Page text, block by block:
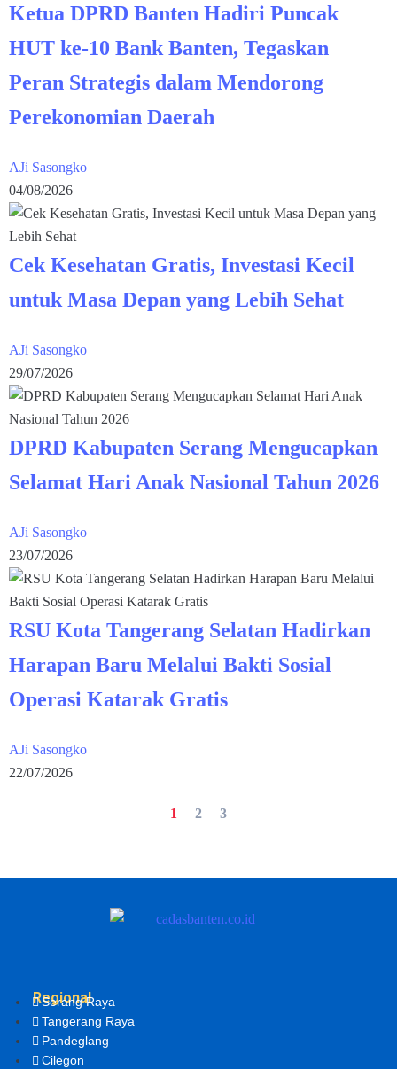
Ketua DPRD Banten Hadiri Puncak
HUT ke-10 Bank Banten, Tegaskan
Peran Strategis dalam Mendorong
Perekonomian Daerah
AJi Sasongko
04/08/2026
Cek Kesehatan Gratis, Investasi Kecil
untuk Masa Depan yang Lebih Sehat
AJi Sasongko
29/07/2026
DPRD Kabupaten Serang Mengucapkan
Selamat Hari Anak Nasional Tahun 2026
AJi Sasongko
23/07/2026
RSU Kota Tangerang Selatan Hadirkan
Harapan Baru Melalui Bakti Sosial
Operasi Katarak Gratis
AJi Sasongko
22/07/2026
1 2 3
Regional
Serang Raya
Tangerang Raya
Pandeglang
Cilegon